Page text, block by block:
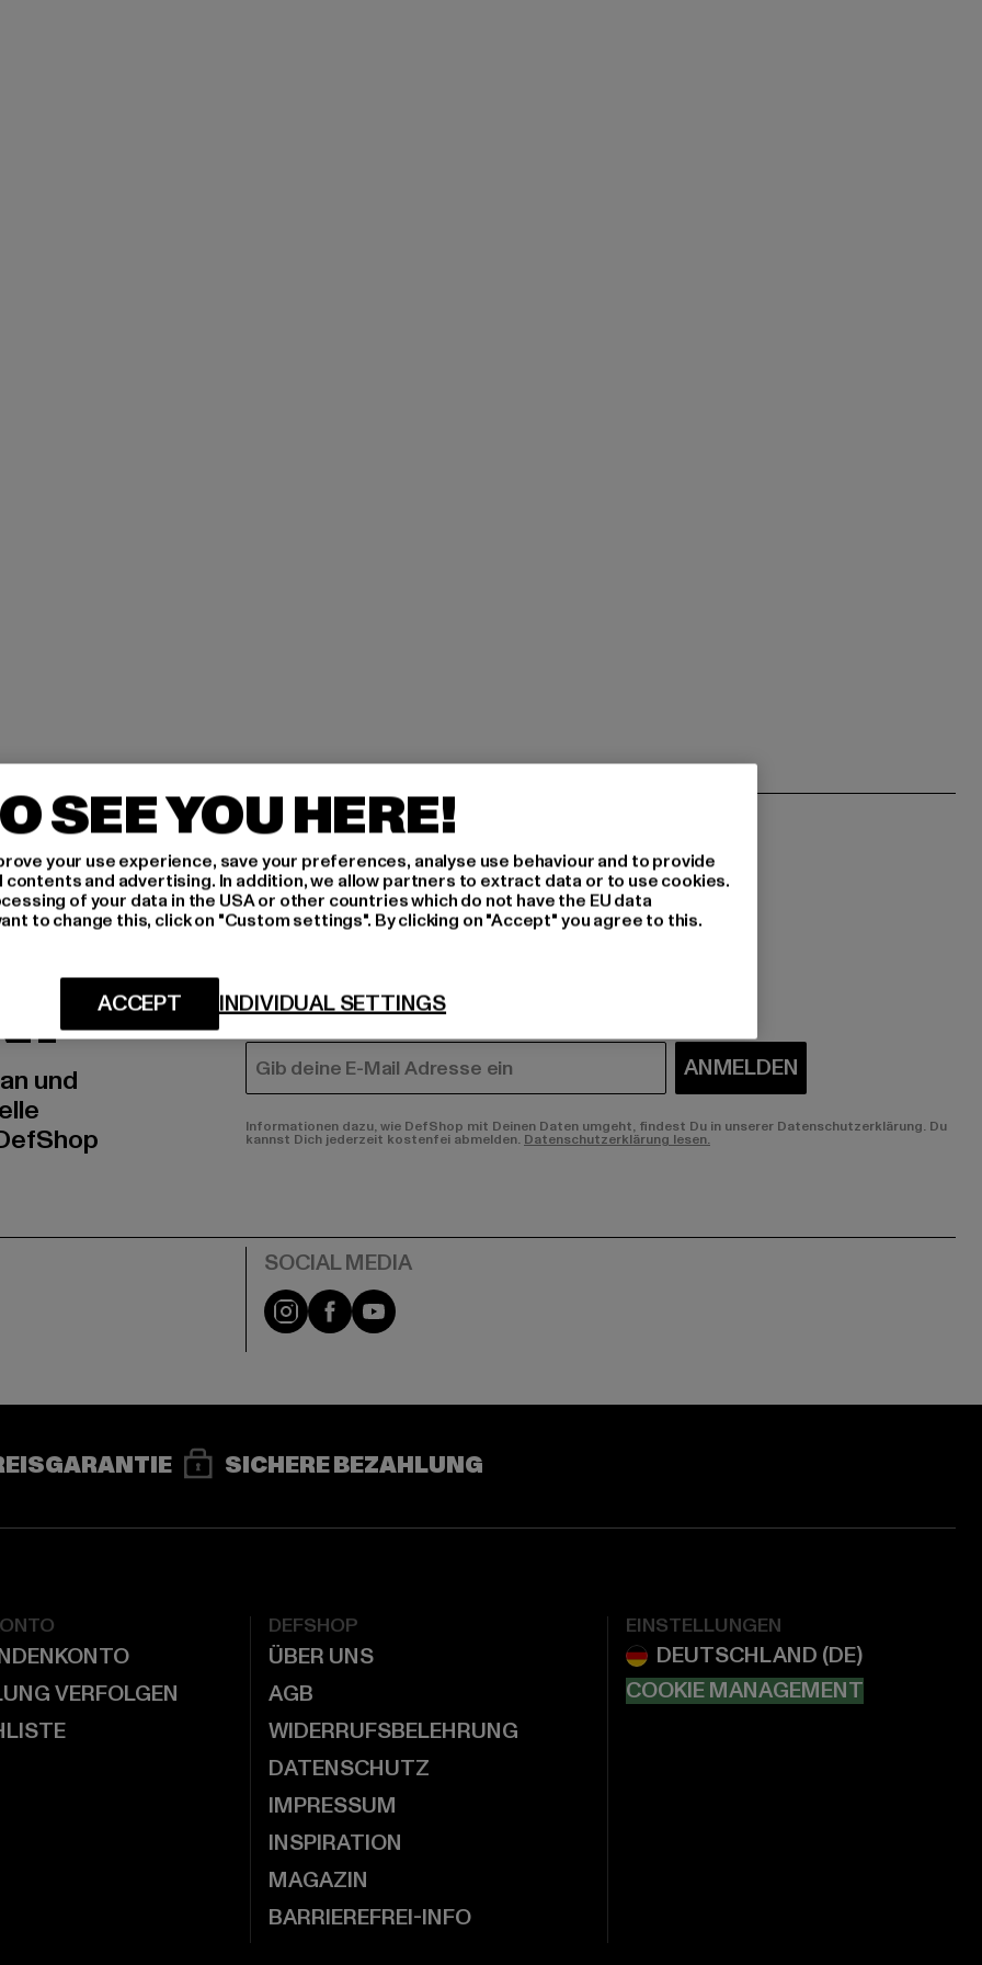
AN,
und
MÄNNER
FRAUEN
E-MAIL ANMELDEN
Informationen dazu, wie DefShop mit Deinen Daten umgeht, findest Du in unserer Datenschutzerklärung. Du
kannst Dich jederzeit kostenfei abmelden. Datenschutzerklärung lesen.
Instagram
FacebookYouTube
SICHERE BEZAHLUNG
VERFOLGEN
DEFSHOP
ÜBER UNS
AGB
WIDERRUFSBELEHRUNG
DATENSCHUTZ
IMPRESSUM
INSPIRATION
MAGAZIN
BARRIEREFREI-INFO
EINSTELLUNGEN
COOKIE MANAGEMENT
SEE YOU HERE!
your use experience, save your preferences, analyse use behaviour and to provide
and advertising. In addition, we allow partners to extract data or to use cookies.
of your data in the USA or other countries which do not have the EU data
to change this, click on "Custom settings". By clicking on "Accept" you agree to this.
INDIVIDUAL SETTINGS
ACCEPT